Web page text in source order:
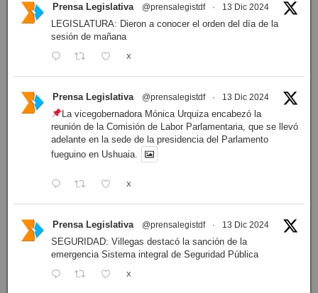
Prensa Legislativa @prensalegistdf · 13 Dic 2024
LEGISLATURA: Dieron a conocer el orden del día de la
sesión de mañana
X
Prensa Legislativa @prensalegistdf · 13 Dic 2024
La vicegobernadora Mónica Urquiza encabezó la
reunión de la Comisión de Labor Parlamentaria, que se llevó
adelante en la sede de la presidencia del Parlamento
fueguino en Ushuaia.
X
Prensa Legislativa @prensalegistdf · 13 Dic 2024
SEGURIDAD: Villegas destacó la sanción de la
emergencia Sistema integral de Seguridad Pública
X